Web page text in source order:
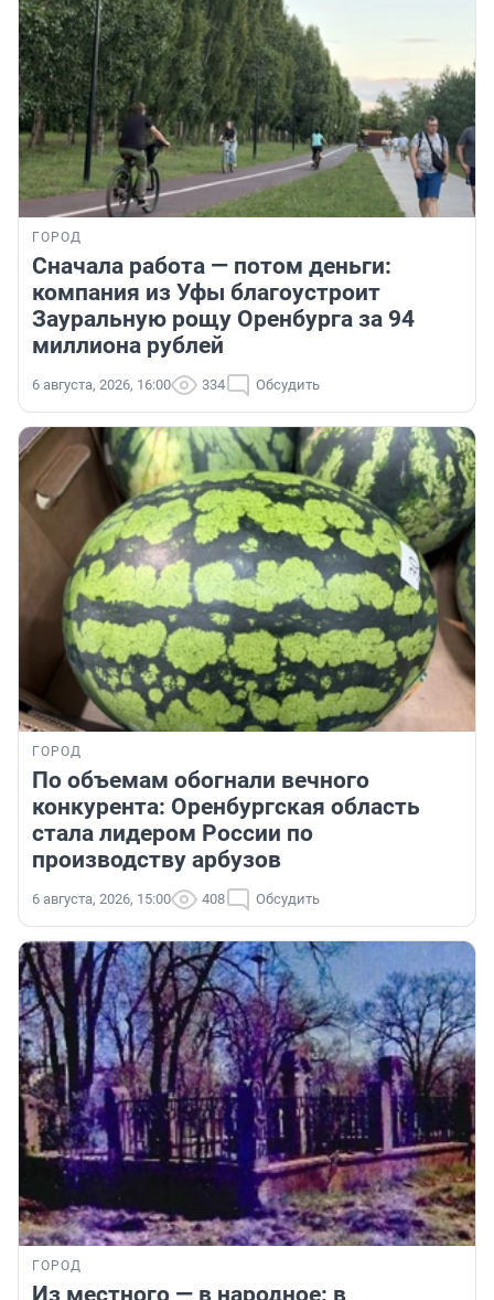
ГОРОД
Сначала работа — потом деньги:
компания из Уфы благоустроит
Зауральную рощу Оренбурга за 94
миллиона рублей
6 августа, 2026, 16:00 334 Обсудить
ГОРОД
По объемам обогнали вечного
конкурента: Оренбургская область
стала лидером России по
производству арбузов
6 августа, 2026, 15:00 408 Обсудить
ГОРОД
Из местного — в народное: в